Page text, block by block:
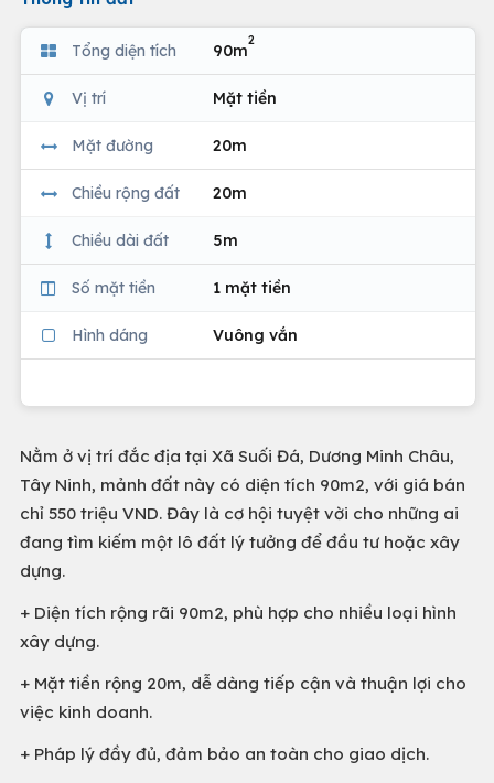
Tổng diện tích 90m
2
Vị trí Mặt tiền
Mặt đường 20m
Chiều rộng đất 20m
Chiều dài đất 5m
Số mặt tiền 1 mặt tiền
Hình dáng Vuông vắn
Nằm ở vị trí đắc địa tại Xã Suối Đá, Dương Minh Châu,
Tây Ninh, mảnh đất này có diện tích 90m2, với giá bán
chỉ 550 triệu VND. Đây là cơ hội tuyệt vời cho những ai
đang tìm kiếm một lô đất lý tưởng để đầu tư hoặc xây
dựng.
+ Diện tích rộng rãi 90m2, phù hợp cho nhiều loại hình
xây dựng.
+ Mặt tiền rộng 20m, dễ dàng tiếp cận và thuận lợi cho
việc kinh doanh.
+ Pháp lý đầy đủ, đảm bảo an toàn cho giao dịch.